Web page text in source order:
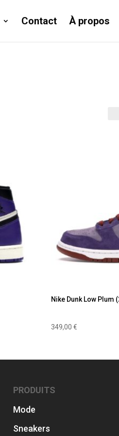
Contact À propos
produits
Nike Dunk Low Plum
349,00€
PRODUITS
Mode
Sneakers